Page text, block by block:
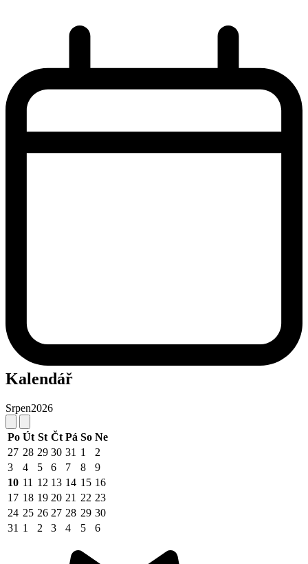
Kalendář
Srpen2026
Po Út St Čt Pá So Ne
27 28 29 30 31 1
2
3
4 5 6 7 8
9
10 11 12 13 14 15 16
17 18 19 20 21 22 23
24 25 26 27 28 29 30
31 1 2 3 4 5 6